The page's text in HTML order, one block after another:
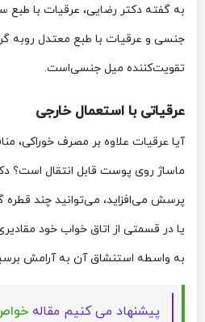
به گفته دکتر رضایی، عرقیات با طبع
جنسی و عرقیات با طبع معتدل روبه
تقویت‌کننده میل جنسی‌است.
عرقیاتی با استعمال خارجی
آیا عرقیات علاوه بر مصرف خوراکی،
ماساژ روی پوست قابل انتقال است؟
پرسش می‌افزاید، می‌توانید چند
یا در قسمتی از اتاق خواب خود
به واسطه استنشاق آن به آرامش
پیشنهاد می کنیم مقاله